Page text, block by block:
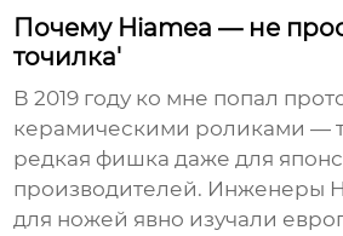
Почему Hiamea — не
точилка'
В 2019 году ко мне попал
керамическими роликами —
редкая фишка даже для
производителей. Инженеры
для ножей явно изучали